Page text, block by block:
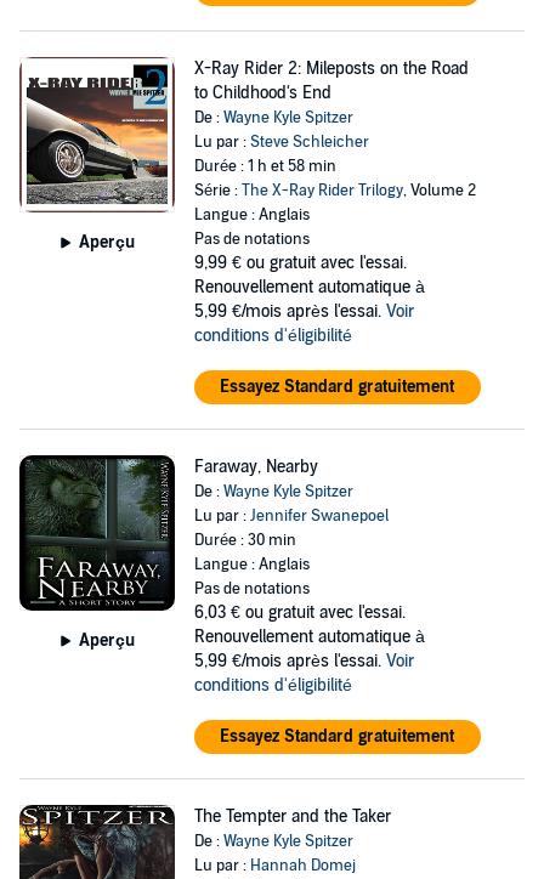
Aperçu
X-Ray Rider 2: Mileposts on the Road
to Childhood's End
De :Wayne Kyle Spitzer
Lu par :Steve Schleicher
Durée : 1 h et 58 min
Série :The X-Ray Rider Trilogy, Volume 2
Langue : Anglais
Pas de notations
9,99 € ou gratuit avec l'essai.
Renouvellement automatique à
5,99 €/mois après l'essai. Voir
conditions d'éligibilité
Essayez Standard gratuitement
Aperçu
Faraway, Nearby
De :Wayne Kyle Spitzer
Lu par :Jennifer Swanepoel
Durée : 30 min
Langue : Anglais
Pas de notations
6,03 € ou gratuit avec l'essai.
Renouvellement automatique à
5,99 €/mois après l'essai. Voir
conditions d'éligibilité
Essayez Standard gratuitement
The Tempter and the Taker
De :Wayne Kyle Spitzer
Lu par : Hannah Domej